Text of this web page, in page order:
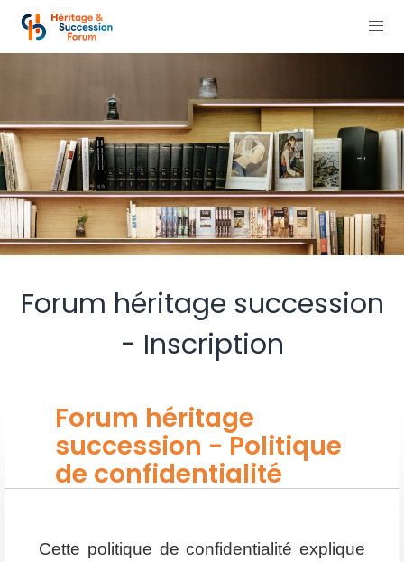
Forum héritage succession
- Inscription
Forum héritage
succession - Politique
de confidentialité
Cette politique de confidentialité explique